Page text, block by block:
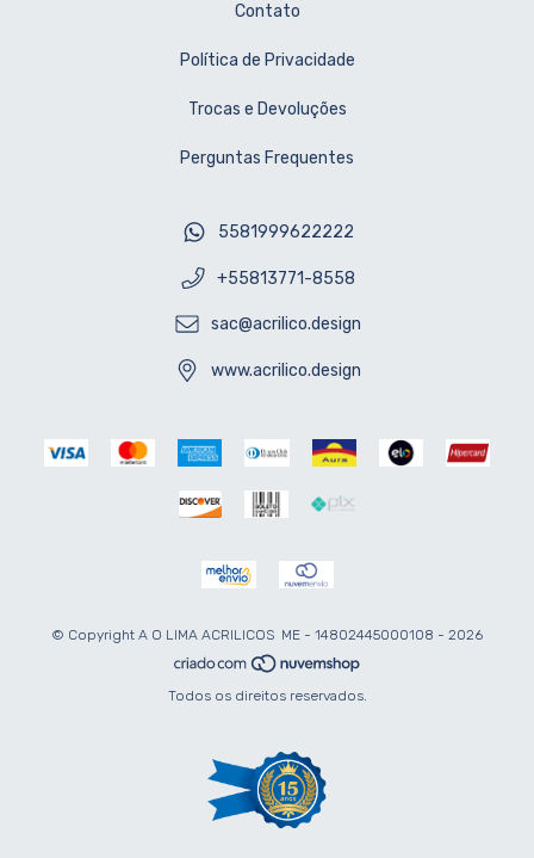
Contato
Política de Privacidade
Trocas e Devoluções
Perguntas Frequentes
5581999622222
+55813771-8558
sac@acrilico.design
www.acrilico.design
© Copyright A O LIMA ACRILICOS ­ ME - 14802445000108 - 2026
Todos os direitos reservados.